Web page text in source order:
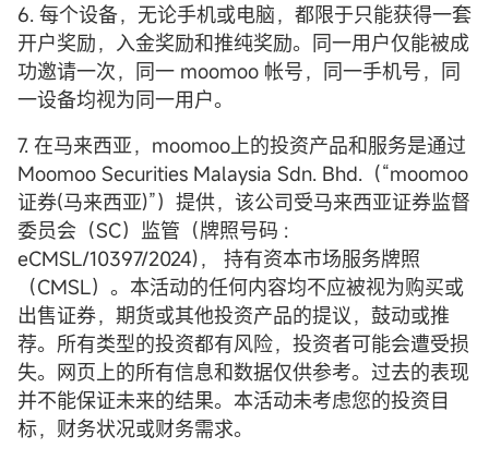
6. 每个设备，无论手机或电脑，都限于只能获得一套
开户奖励，入金奖励和推纯奖励。同一用户仅能被成
功邀请一次，同一 moomoo 帐号，同一手机号，同
一设备均视为同一用户。
7. 在马来西亚，moomoo上的投资产品和服务是通过
Moomoo Securities Malaysia Sdn. Bhd.（“moomoo
证券(马来西亚)”）提供，该公司受马来西亚证券监督
委员会（SC）监管（牌照号码 :
eCMSL/10397/2024)， 持有资本市场服务牌照
（CMSL）。本活动的任何内容均不应被视为购买或
出售证券，期货或其他投资产品的提议，鼓动或推
荐。所有类型的投资都有风险，投资者可能会遭受损
失。网页上的所有信息和数据仅供参考。过去的表现
并不能保证未来的结果。本活动未考虑您的投资目
标，财务状况或财务需求。